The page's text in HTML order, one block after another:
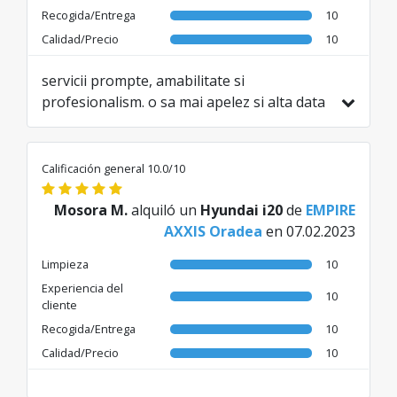
Recogida/Entrega
10
Calidad/Precio
10
servicii prompte, amabilitate si
profesionalism. o sa mai apelez si alta data
Calificación general 10.0/10
Mosora M.alquiló un Hyundai i20de EMPIRE
AXXIS Oradea en 07.02.2023
Limpieza
10
Experiencia del
cliente
10
Recogida/Entrega
10
Calidad/Precio
10